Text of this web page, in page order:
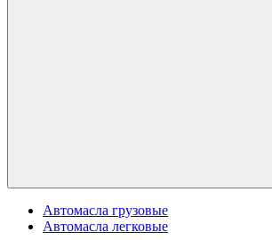
Автомасла грузовые
Автомасла легковые